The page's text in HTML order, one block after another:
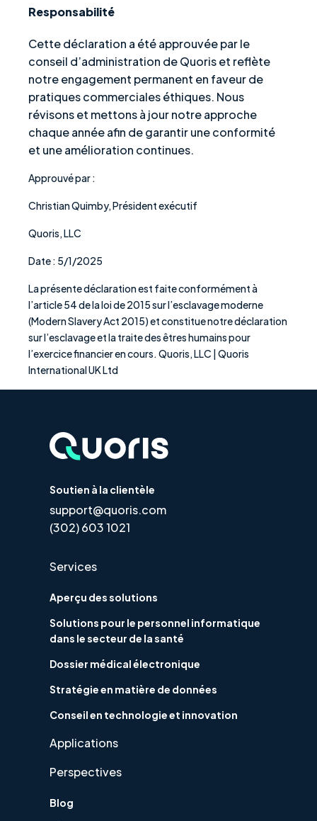
Responsabilité
Cette déclaration a été approuvée par le
conseil d’administration de Quoris et reflète
notre engagement permanent en faveur de
pratiques commerciales éthiques. Nous
révisons et mettons à jour notre approche
chaque année afin de garantir une conformité
et une amélioration continues.
Approuvé par :
Christian Quimby, Président exécutif
Quoris, LLC
Date : 5/1/2025
La présente déclaration est faite conformément à
l’article 54 de la loi de 2015 sur l’esclavage moderne
(Modern Slavery Act 2015) et constitue notre déclaration
sur l’esclavage et la traite des êtres humains pour
l’exercice financier en cours. Quoris, LLC | Quoris
International UK Ltd
Soutien à la clientèle
support@quoris.com
(302) 603 1021
Services
Aperçu des solutions
Solutions pour le personnel informatique
dans le secteur de la santé
Dossier médical électronique
Stratégie en matière de données
Conseil en technologie et innovation
Applications
Perspectives
Blog